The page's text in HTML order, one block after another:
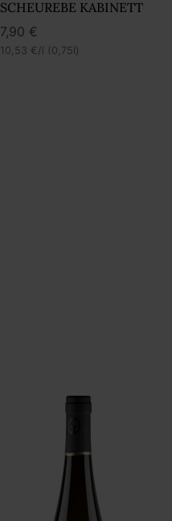
SCHEUREBE KABINETT
7,90 €
10,53 € /l (0,75l)